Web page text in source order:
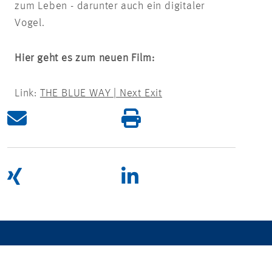
zum Leben - darunter auch ein digitaler
Vogel.
Hier geht es zum neuen Film:
Link: THE BLUE WAY | Next Exit